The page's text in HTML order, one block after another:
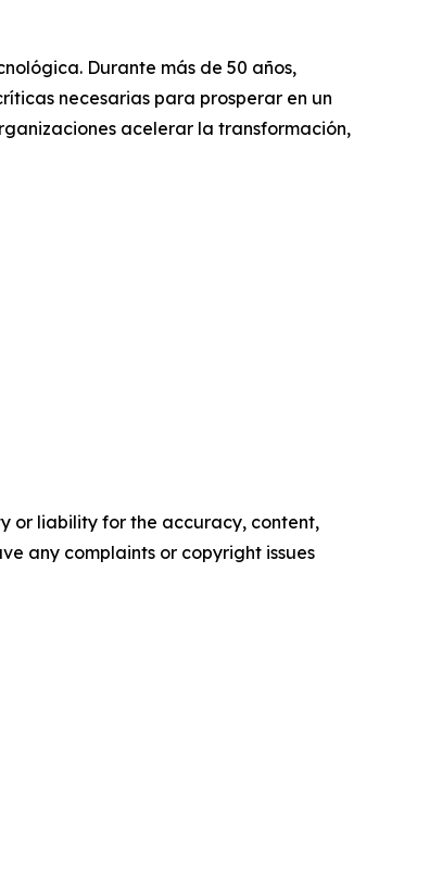
Durante más de 50 años,
necesarias para prosperar en un
acelerar la transformación,
or liability for the accuracy, content,
any complaints or copyright issues